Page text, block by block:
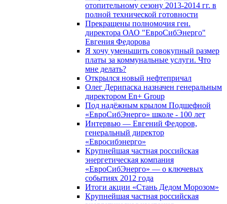
отопительному сезону 2013-2014 гг. в
полной технической готовности
Прекращены полномочия ген.
директора ОАО "ЕвроСибЭнерго"
Евгения Федорова
Я хочу уменьшить совокупный размер
платы за коммунальные услуги. Что
мне делать?
Открылся новый нефтепричал
Олег Дерипаска назначен генеральным
директором En+ Group
Под надёжным крылом Подшефной
«ЕвроСибЭнерго» школе - 100 лет
Интервью — Евгений Федоров,
генеральный директор
«Евросибэнерго»
Крупнейшая частная российская
энергетическая компания
«ЕвроСибЭнерго» — о ключевых
событиях 2012 года
Итоги акции «Стань Дедом Морозом»
Крупнейшая частная российская